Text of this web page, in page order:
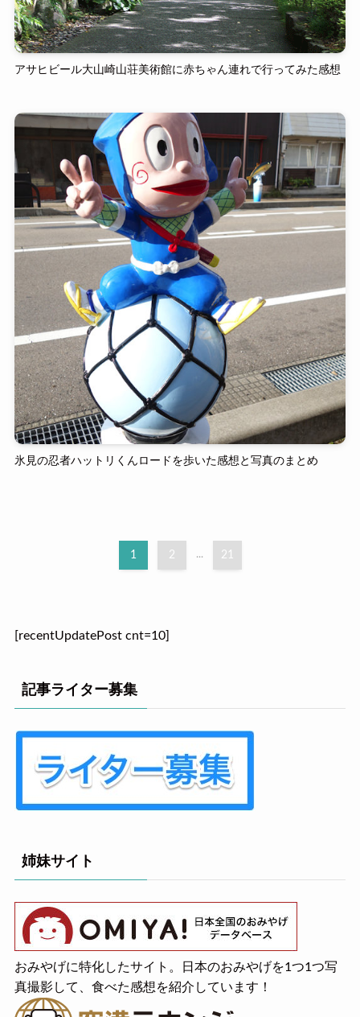
アサヒビール大山崎山荘美術館に赤ちゃん連れで行ってみた感想
氷見の忍者ハットリくんロードを歩いた感想と写真のまとめ
1 2 ... 21
[recentUpdatePost cnt=10]
記事ライター募集
姉妹サイト
おみやげに特化したサイト。日本のおみやげを1つ1つ写
真撮影して、食べた感想を紹介しています！